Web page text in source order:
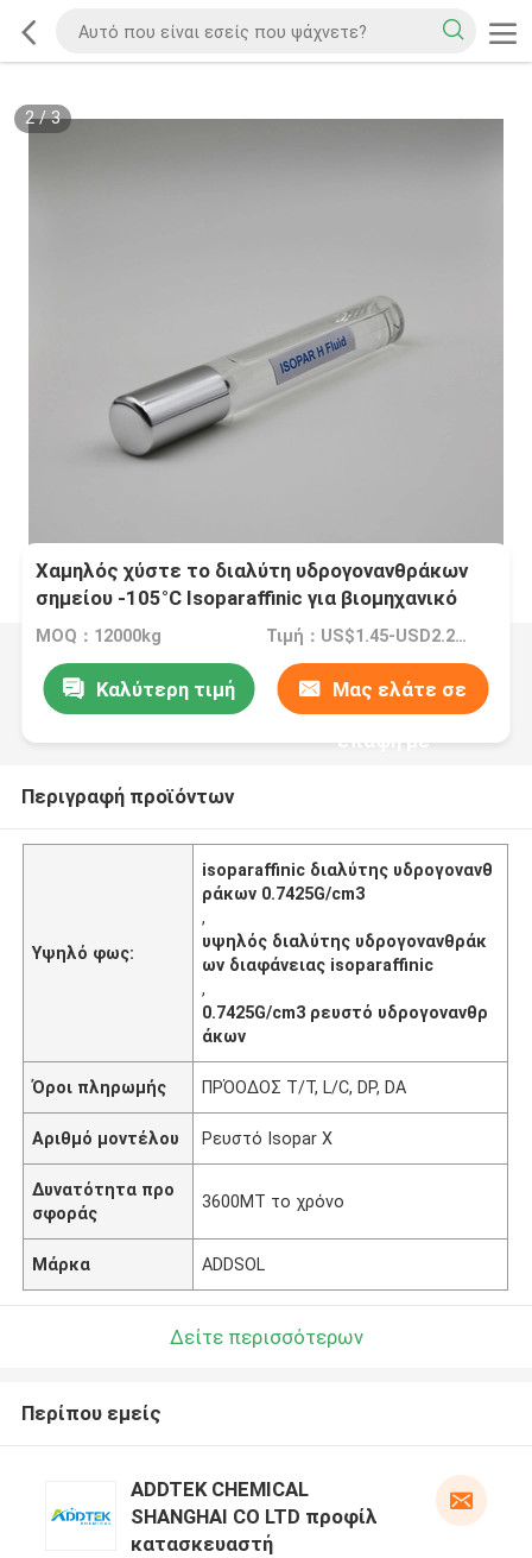
2/3
Χαμηλός χύστε το διαλύτη υδρογονανθράκων
σημείου -105°C Isoparaffinic για βιομηχανικό
MOQ：12000kg Τιμή：US$1.45-USD2.25/kg
Καλύτερη τιμή Μας ελάτε σε
επαφή με
Περιγραφή προϊόντων
Υψηλό φως:
isoparaffinic διαλύτης υδρογονανθ
ράκων 0.7425G/cm3
,
υψηλός διαλύτης υδρογονανθράκ
ων διαφάνειας isoparaffinic
,
0.7425G/cm3 ρευστό υδρογονανθρ
άκων
Όροι πληρωμής ΠΡΌΟΔΟΣ T/T, L/C, DP, DA
Αριθμό μοντέλου Ρευστό Isopar Χ
Δυνατότητα προ
σφοράς
3600MT το χρόνο
Μάρκα ADDSOL
Δείτε περισσότερων
Περίπου εμείς
ADDTEK CHEMICAL
SHANGHAI CO LTD προφίλ
κατασκευαστή